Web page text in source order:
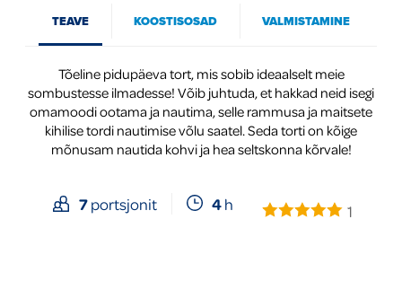
Global
TEAVE KOOSTISOSAD VALMISTAMINE
Tõeline pidupäeva tort, mis sobib ideaalselt meie
sombustesse ilmadesse! Võib juhtuda, et hakkad neid isegi
omamoodi ootama ja nautima, selle rammusa ja maitsete
kihilise tordi nautimise võlu saatel. Seda torti on kõige
mõnusam nautida kohvi ja hea seltskonna kõrvale!
7 portsjonit 4 h 1